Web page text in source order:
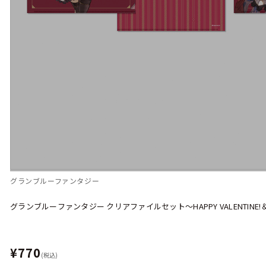
グランブルーファンタジー
グランブルーファンタジー クリアファイルセット～HAPPY
¥770 (税込)